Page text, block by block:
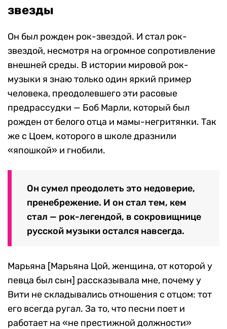
звезды
Он был рожден рок-звездой. И стал рок-
звездой, несмотря на огромное сопротивление
внешней среды. В истории мировой рок-
музыки я знаю только один яркий пример
человека, преодолевшего эти расовые
предрассудки — Боб Марли, который был
рожден от белого отца и мамы-негритянки. Так
же с Цоем, которого в школе дразнили
«япошкой» и гнобили.
Он сумел преодолеть это недоверие,
пренебрежение. И он стал тем, кем
стал — рок-легендой, в сокровищнице
русской музыки остался навсегда.
Марьяна [Марьяна Цой, женщина, от которой у
певца был сын] рассказывала мне, почему у
Вити не складывались отношения с отцом: тот
его всегда ругал. За то, что песни поет и
работает на «не престижной должности»